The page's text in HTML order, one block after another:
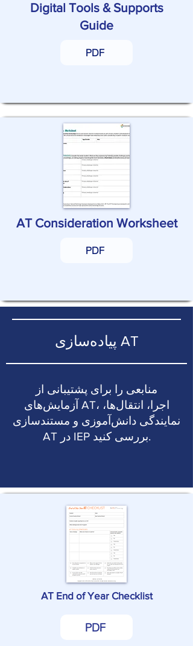
Digital Tools & Supports
Guide
PDF
AT Consideration Worksheet
PDF
پیاده‌سازی AT
منابعی را برای پشتیبانی از
آزمایش‌های AT، اجرا، انتقال‌ها،
نمایندگی دانش‌آموزی و مستندسازی
AT در IEP بررسی کنید.
AT End of Year Checklist
PDF